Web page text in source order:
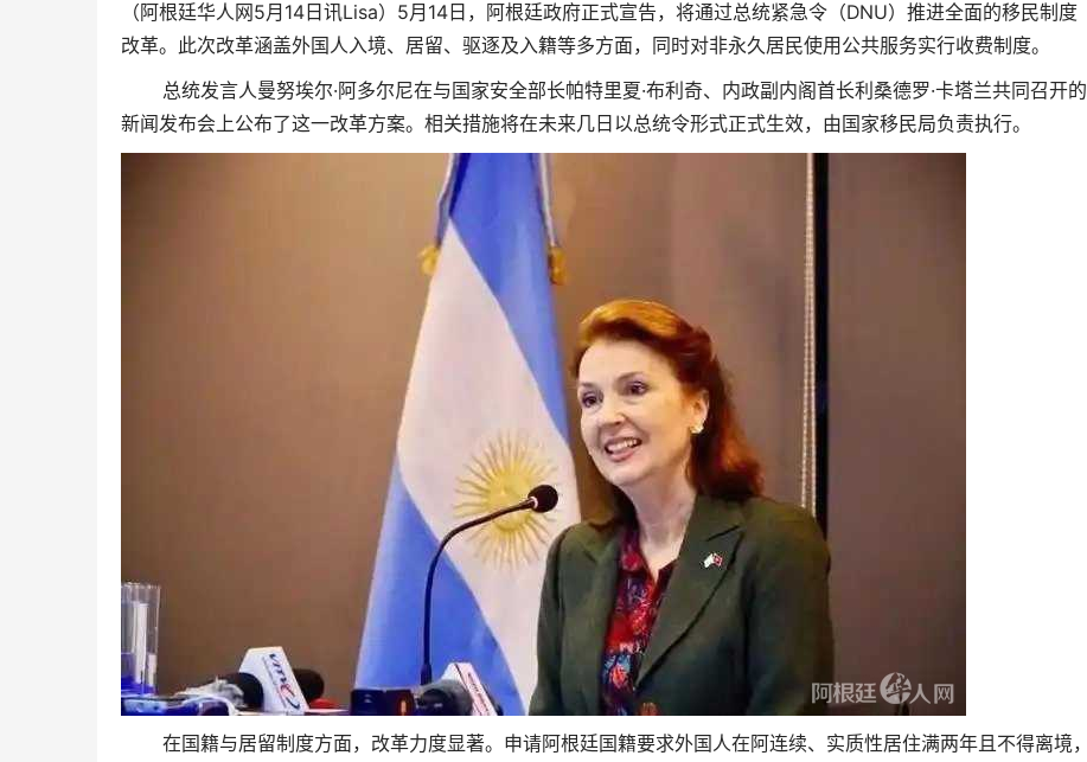
（阿根廷华人网5月14日讯Lisa）5月14日，阿根廷政府正式宣告，将通过总统紧急令（DNU）推进全面的移民制度
改革。此次改革涵盖外国人入境、居留、驱逐及入籍等多方面，同时对非永久居民使用公共服务实行收费制度。
总统发言人曼努埃尔·阿多尔尼在与国家安全部长帕特里夏·布利奇、内政副内阁首长利桑德罗·卡塔兰共同召开的
新闻发布会上公布了这一改革方案。相关措施将在未来几日以总统令形式正式生效，由国家移民局负责执行。
在国籍与居留制度方面，改革力度显著。申请阿根廷国籍要求外国人在阿连续、实质性居住满两年且不得离境，